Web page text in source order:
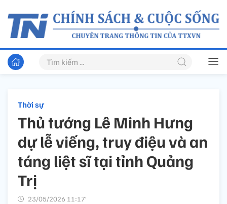
Thời sự
Thủ tướng Lê Minh Hưng
dự lễ viếng, truy điệu và an
táng liệt sĩ tại tỉnh Quảng
Trị
23/05/2026 11:17’